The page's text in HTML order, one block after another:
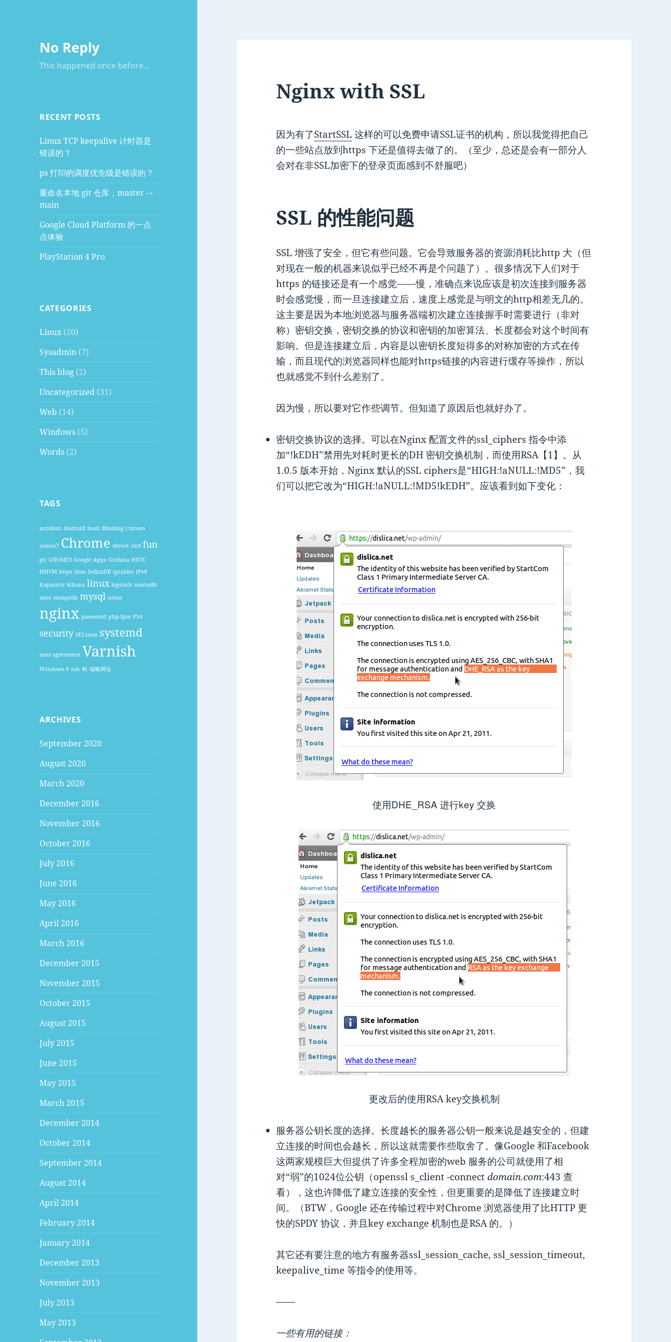
No Reply
This happened once before…
RECENT POSTS
Linux TCP keepalive 计时器是
错误的？
ps 打印的调度优先级是错误的？
重命名本地 git 仓库，master ->
main
Google Cloud Platform 的一点
点体验
PlayStation 4 Pro
CATEGORIES
Linux (20)
Sysadmin (7)
This blog (2)
Uncategorized (31)
Web (14)
Windows (5)
Words (2)
TAGS
accident Android bash Blinking Cursors
centos7 Chrome chroot curl fun
git GNOME3 Google Apps Grafana HEVC
HHVM https ibus InfluxDB iptables IPv6
Kapacitor kibana linux logstash mariadb
misc mongodb mysql netns
nginx password php-fpm PS4
security SELinux systemd
user agreement Varnish
Windows 8 zsh 狗 缩略网址
ARCHIVES
September 2020
August 2020
March 2020
December 2016
November 2016
October 2016
July 2016
June 2016
May 2016
April 2016
March 2016
December 2015
November 2015
October 2015
August 2015
July 2015
June 2015
May 2015
March 2015
December 2014
October 2014
September 2014
August 2014
April 2014
February 2014
January 2014
December 2013
November 2013
July 2013
May 2013
Nginx with SSL
因为有了StartSSL 这样的可以免费申请SSL证书的机构，所以我觉得把自己
的一些站点放到https 下还是值得去做了的。（至少，总还是会有一部分人
会对在非SSL加密下的登录页面感到不舒服吧）
SSL 的性能问题
SSL 增强了安全，但它有些问题。它会导致服务器的资源消耗比http 大（但
对现在一般的机器来说似乎已经不再是个问题了）。很多情况下人们对于
https 的链接还是有一个感觉——慢，准确点来说应该是初次连接到服务器
时会感觉慢，而一旦连接建立后，速度上感觉是与明文的http相差无几的。
这主要是因为本地浏览器与服务器端初次建立连接握手时需要进行（非对
称）密钥交换，密钥交换的协议和密钥的加密算法、长度都会对这个时间有
影响。但是连接建立后，内容是以密钥长度短得多的对称加密的方式在传
输，而且现代的浏览器同样也能对https链接的内容进行缓存等操作，所以
也就感觉不到什么差别了。
因为慢，所以要对它作些调节。但知道了原因后也就好办了。
密钥交换协议的选择。可以在Nginx 配置文件的ssl_ciphers 指令中添
加“!kEDH”禁用先对耗时更长的DH 密钥交换机制，而使用RSA【1】。从
1.0.5 版本开始，Nginx 默认的SSL ciphers是“HIGH:!aNULL:!MD5”，我
们可以把它改为“HIGH:!aNULL:!MD5!kEDH”。应该看到如下变化：
使用DHE_RSA 进行key 交换
更改后的使用RSA key交换机制
服务器公钥长度的选择。长度越长的服务器公钥一般来说是越安全的，但建
立连接的时间也会越长，所以这就需要作些取舍了。像Google 和Facebook
这两家规模巨大但提供了许多全程加密的web 服务的公司就使用了相
对“弱”的1024位公钥（openssl s_client -connectdomain.com:443 查
看），这也许降低了建立连接的安全性，但更重要的是降低了连接建立时
间。（BTW，Google 还在传输过程中对Chrome 浏览器使用了比HTTP 更
快的SPDY 协议，并且key exchange 机制也是RSA 的。）
其它还有要注意的地方有服务器ssl_session_cache, ssl_session_timeout,
keepalive_time 等指令的使用等。
——
一些有用的链接：